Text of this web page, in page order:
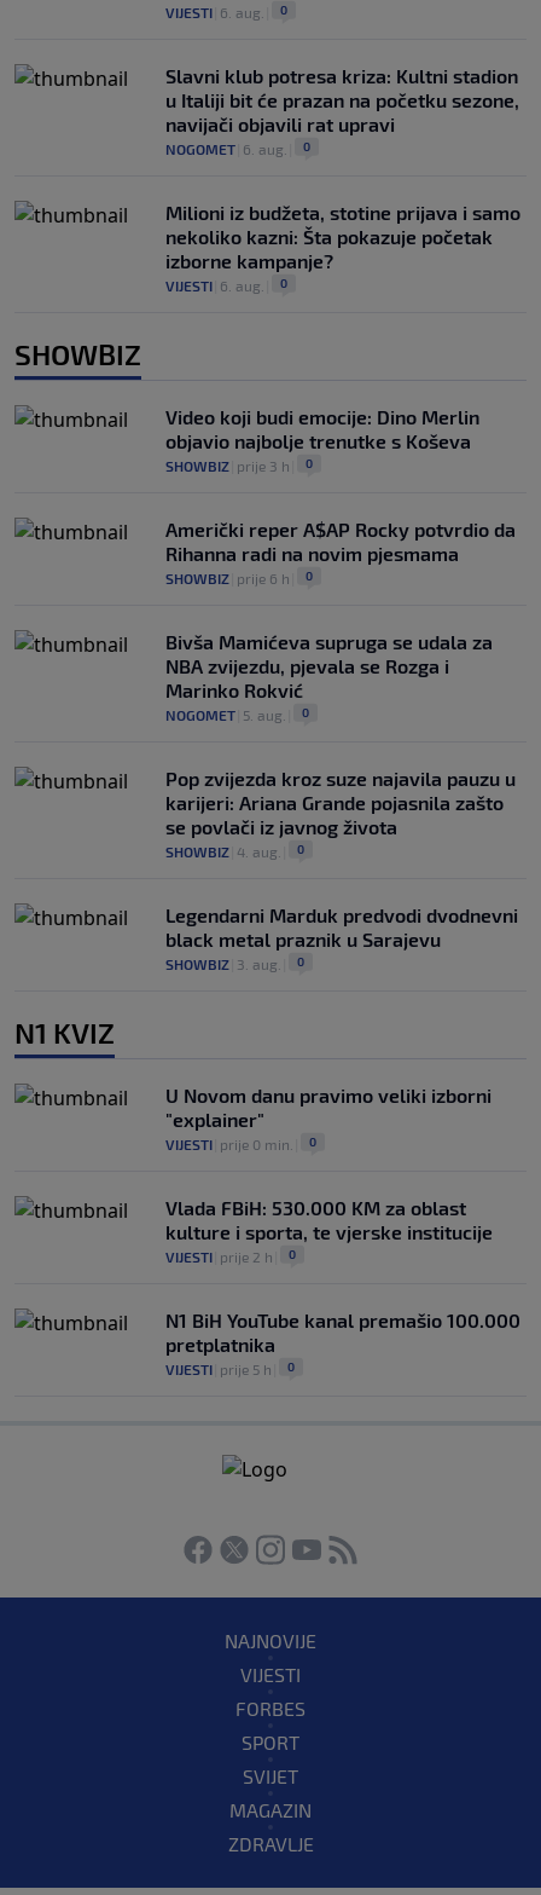
VIJESTI 6. aug. 0
Slavni klub potresa kriza: Kultni stadion
u Italiji bit će prazan na početku sezone,
navijači objavili rat upravi
NOGOMET 6. aug. 0
Milioni iz budžeta, stotine prijava i samo
nekoliko kazni: Šta pokazuje početak
izborne kampanje?
VIJESTI 6. aug. 0
SHOWBIZ
Video koji budi emocije: Dino Merlin
objavio najbolje trenutke s Koševa
SHOWBIZ prije 3 h 0
Američki reper A$AP Rocky potvrdio da
Rihanna radi na novim pjesmama
SHOWBIZ prije 6 h 0
Bivša Mamićeva supruga se udala za
NBA zvijezdu, pjevala se Rozga i
Marinko Rokvić
NOGOMET 5. aug. 0
Pop zvijezda kroz suze najavila pauzu u
karijeri: Ariana Grande pojasnila zašto
se povlači iz javnog života
SHOWBIZ 4. aug. 0
Legendarni Marduk predvodi dvodnevni
black metal praznik u Sarajevu
SHOWBIZ 3. aug. 0
N1 KVIZ
U Novom danu pravimo veliki izborni
"explainer"
VIJESTI prije 0 min. 0
Vlada FBiH: 530.000 KM za oblast
kulture i sporta, te vjerske institucije
VIJESTI prije 2 h 0
N1 BiH YouTube kanal premašio 100.000
pretplatnika
VIJESTI prije 5 h 0
NAJNOVIJE
VIJESTI
FORBES
SPORT
SVIJET
MAGAZIN
ZDRAVLJE